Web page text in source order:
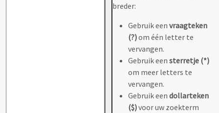
breder:
Gebruik een vraagteken
(?)om één letter te
vervangen.
Gebruik een sterretje (*)
om meer letters te
vervangen.
Gebruik een dollarteken
($)voor uw zoekterm